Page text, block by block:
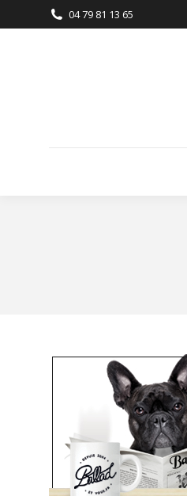
04 79 81 13 65